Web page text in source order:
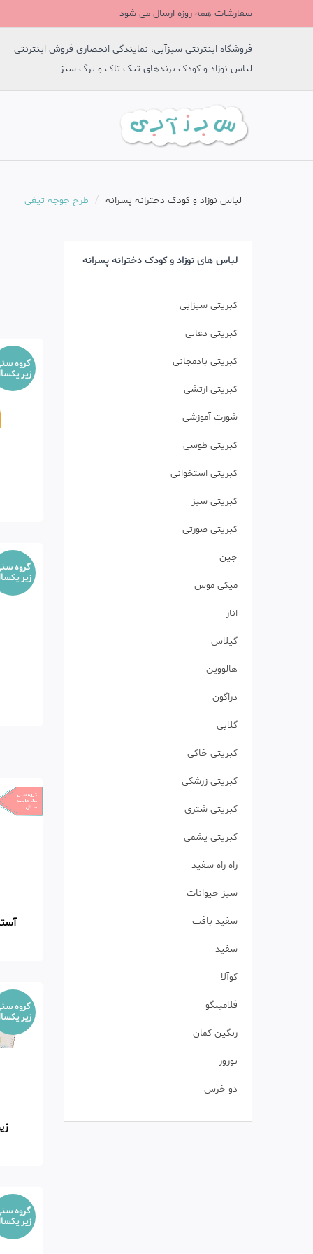
سفارشات همه روزه ارسال می شود
فروشگاه اینترنتی سبزآبی، نمایندگی انحصاری فروش اینترنتی
لباس نوزاد و کودک برندهای تیک تاک و برگ سبز
لباس نوزاد و کودک دخترانه پسرانه طرح جوجه تیغی
لباس های نوزاد و کودک دخترانه پسرانه
کبریتی سبزابی
کبریتی ذغالی
کبریتی بادمجانی
کبریتی ارتشی
شورت آموزشی
کبریتی طوسی
کبریتی استخوانی
کبریتی سبز
کبریتی صورتی
جین
میکی موس
انار
گیلاس
هالووین
دراگون
گلابی
کبریتی خاکی
کبریتی زرشکی
کبریتی شتری
کبریتی یشمی
راه راه سفید
سبز حیوانات
سفید بافت
سفید
کوآلا
فلامینگو
رنگین کمان
نوروز
دو خرس
گروه
زیر
گروه
زیر
گروه
زیر
گروه
زیر